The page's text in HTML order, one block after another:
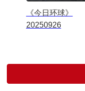
《今日环球》
20250926